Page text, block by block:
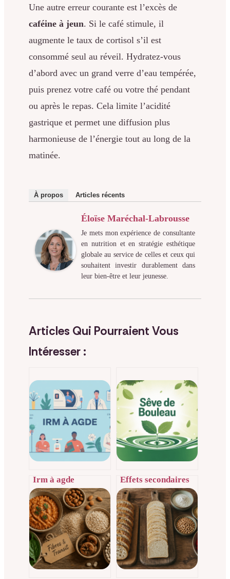
Une autre erreur courante est l’excès de
caféine à jeun. Si le café stimule, il
augmente le taux de cortisol s’il est
consommé seul au réveil. Hydratez-vous
d’abord avec un grand verre d’eau tempérée,
puis prenez votre café ou votre thé pendant
ou après le repas. Cela limite l’acidité
gastrique et permet une diffusion plus
harmonieuse de l’énergie tout au long de la
matinée.
À propos Articles récents
Éloïse Maréchal-Labrousse
Je mets mon expérience de consultante
en nutrition et en stratégie esthétique
globale au service de celles et ceux qui
souhaitent investir durablement dans
leur bien-être et leur jeunesse.
Articles Qui Pourraient Vous
Intéresser :
Irm à agde
comment se déroule
l’examen et où
prendre rendez-
vous
Effets secondaires
de la sève de
bouleau : ce qu’il
faut vraiment
savoir